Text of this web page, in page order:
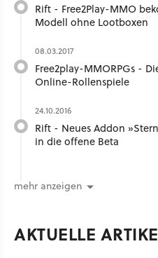
Rift - Free2Play-MMO
Modell ohne Lootboxen
08.03.2017
Free2play-MMORPGs -
Online-Rollenspiele
24.10.2016
Rift - Neues Addon
in die offene Beta
mehr anzeigen
AKTUELLE